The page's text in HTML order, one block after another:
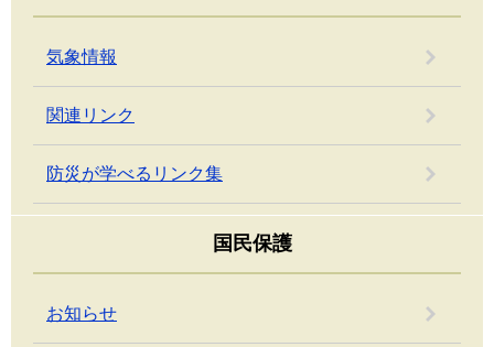
気象情報
関連リンク
防災が学べるリンク集
国民保護
お知らせ